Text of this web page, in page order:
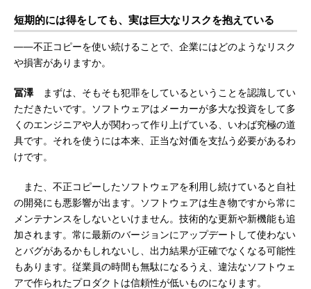
短期的には得をしても、実は巨大なリスクを抱えている
――不正コピーを使い続けることで、企業にはどのようなリスク
や損害がありますか。
冨澤まずは、そもそも犯罪をしているということを認識してい
ただきたいです。ソフトウェアはメーカーが多大な投資をして多
くのエンジニアや人が関わって作り上げている、いわば究極の道
具です。それを使うには本来、正当な対価を支払う必要があるわ
けです。
また、不正コピーしたソフトウェアを利用し続けていると自社
の開発にも悪影響が出ます。ソフトウェアは生き物ですから常に
メンテナンスをしないといけません。技術的な更新や新機能も追
加されます。常に最新のバージョンにアップデートして使わない
とバグがあるかもしれないし、出力結果が正確でなくなる可能性
もあります。従業員の時間も無駄になるうえ、違法なソフトウェ
アで作られたプロダクトは信頼性が低いものになります。